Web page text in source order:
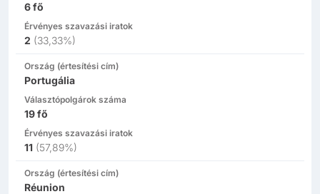
6fő
Érvényes szavazási iratok
2 (33,33%)
Ország (értesítési cím)
Portugália
Választópolgárok száma
19fő
Érvényes szavazási iratok
11 (57,89%)
Ország (értesítési cím)
Réunion